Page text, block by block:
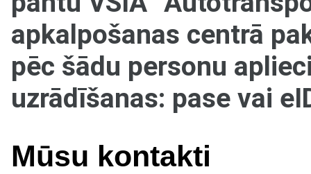
apkalpošanas centrā
pēc šādu personu
uzrādīšanas: pase vai
Mūsu kontakti